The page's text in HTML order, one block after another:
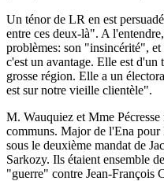
Un ténor de LR en est
entre ces deux-là". A
problèmes: son "insincérité", et
c'est un avantage. Elle est
grosse région. Elle a un
est sur notre vieille clientèle".
M. Wauquiez et Mme
communs. Major de l'Ena
sous le deuxième mandat de
Sarkozy. Ils étaient ensemble
"guerre" contre Jean-François